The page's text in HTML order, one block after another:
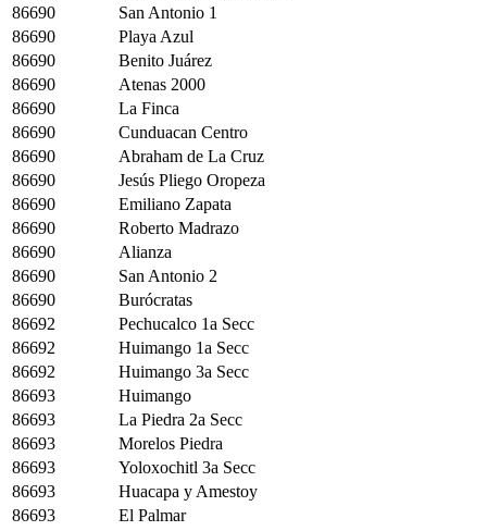
86690
San Antonio 1
86690
Playa Azul
86690
Benito Juárez
86690
Atenas 2000
86690
La Finca
86690
Cunduacan Centro
86690
Abraham de La Cruz
86690
Jesús Pliego Oropeza
86690
Emiliano Zapata
86690
Roberto Madrazo
86690
Alianza
86690
San Antonio 2
86690
Burócratas
86692
Pechucalco 1a Secc
86692
Huimango 1a Secc
86692
Huimango 3a Secc
86693
Huimango
86693
La Piedra 2a Secc
86693
Morelos Piedra
86693
Yoloxochitl 3a Secc
86693
Huacapa y Amestoy
86693
El Palmar